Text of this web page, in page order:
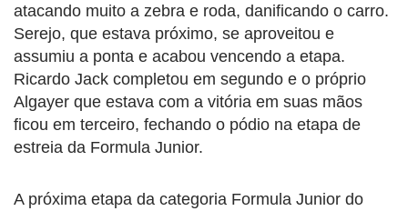
atacando muito a zebra e roda, danificando o carro.
Serejo, que estava próximo, se aproveitou e
assumiu a ponta e acabou vencendo a etapa.
Ricardo Jack completou em segundo e o próprio
Algayer que estava com a vitória em suas mãos
ficou em terceiro, fechando o pódio na etapa de
estreia da Formula Junior.
A próxima etapa da categoria Formula Junior do